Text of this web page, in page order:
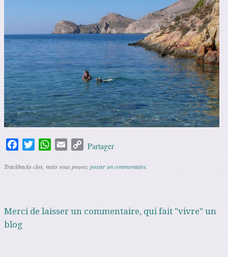
FacebookTwitterWhatsApp
Email Copy
Partager
Trackbacks clos, mais vous pouvezposter un commentaire
Merci de laisser un commentaire, qui fait "vivre" un
blog